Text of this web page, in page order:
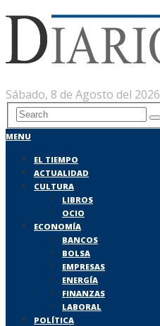
Sábado, 8 de Agosto del 2026
MENU
EL TIEMPO
ACTUALIDAD
CULTURA
LIBROS
OCIO
ECONOMÍA
BANCOS
BOLSA
EMPRESAS
ENERGÍA
FINANZAS
LABORAL
POLÍTICA